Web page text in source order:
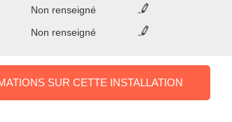
Non renseigné
Non renseigné
SUR CETTE INSTALLATION